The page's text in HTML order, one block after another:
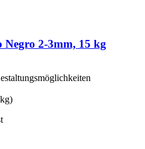
Negro 2-​3mm, 15 kg